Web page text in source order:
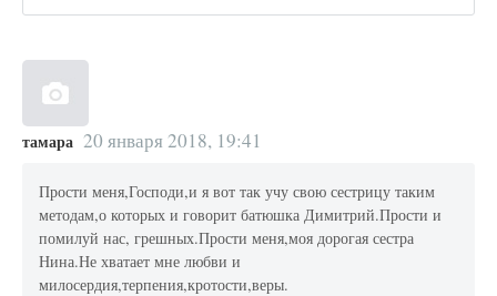
тамара 20 января 2018, 19:41
Прости меня,Господи,и я вот так учу свою сестрицу таким
методам,о которых и говорит батюшка Димитрий.Прости и
помилуй нас, грешных.Прости меня,моя дорогая сестра
Нина.Не хватает мне любви и
милосердия,терпения,кротости,веры.